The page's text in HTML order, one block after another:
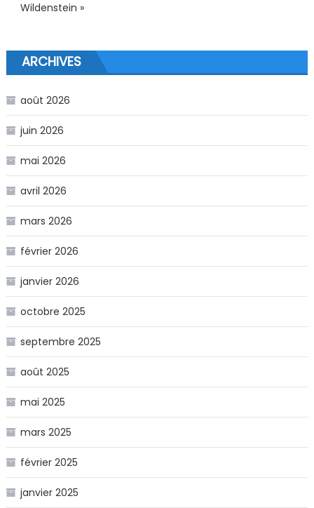
Wildenstein »
ARCHIVES
août 2026
juin 2026
mai 2026
avril 2026
mars 2026
février 2026
janvier 2026
octobre 2025
septembre 2025
août 2025
mai 2025
mars 2025
février 2025
janvier 2025